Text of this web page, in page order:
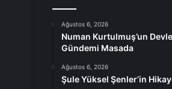
Ağustos 6, 2026
Numan Kurtulmuş’un
Gündemi Masada
Ağustos 6, 2026
Şule Yüksel Şenler’in